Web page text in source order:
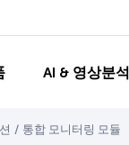
AI & 영상분석
/ 통합 모니터링 모듈